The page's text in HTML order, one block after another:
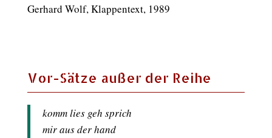
Gerhard Wolf, Klappentext, 1989
Vor-Sätze außer der Reihe
komm lies geh sprich
mir aus der hand